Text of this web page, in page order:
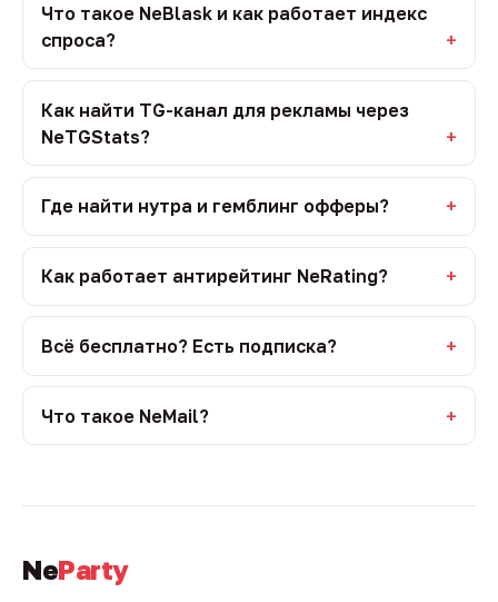
Что такое NeBlask и как работает индекс
спроса?
Как найти TG-канал для рекламы через
NeTGStats?
Где найти нутра и гемблинг офферы?
Как работает антирейтинг NeRating?
Всё бесплатно? Есть подписка?
Что такое NeMail?
NeParty